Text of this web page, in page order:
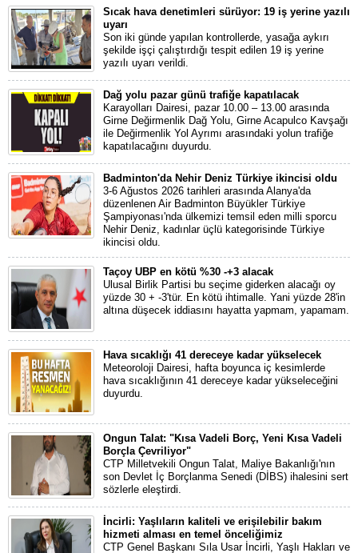
Sıcak hava denetimleri sürüyor: 19 iş yerine yazılı
uyarı
Son iki günde yapılan kontrollerde, yasağa aykırı
şekilde işçi çalıştırdığı tespit edilen 19 iş yerine
yazılı uyarı verildi.
Dağ yolu pazar günü trafiğe kapatılacak
Karayolları Dairesi, pazar 10.00 – 13.00 arasında
Girne Değirmenlik Dağ Yolu, Girne Acapulco Kavşağı
ile Değirmenlik Yol Ayrımı arasındaki yolun trafiğe
kapatılacağını duyurdu.
Badminton'da Nehir Deniz Türkiye ikincisi oldu
3-6 Ağustos 2026 tarihleri arasında Alanya'da
düzenlenen Air Badminton Büyükler Türkiye
Şampiyonası'nda ülkemizi temsil eden milli sporcu
Nehir Deniz, kadınlar üçlü kategorisinde Türkiye
ikincisi oldu.
Taçoy UBP en kötü %30 -+3 alacak
Ulusal Birlik Partisi bu seçime giderken alacağı oy
yüzde 30 + -3'tür. En kötü ihtimalle. Yani yüzde 28'in
altına düşecek iddiasını hayatta yapmam, yapamam.
Hava sıcaklığı 41 dereceye kadar yükselecek
Meteoroloji Dairesi, hafta boyunca iç kesimlerde
hava sıcaklığının 41 dereceye kadar yükseleceğini
duyurdu.
Ongun Talat: "Kısa Vadeli Borç, Yeni Kısa Vadeli
Borçla Çevriliyor"
CTP Milletvekili Ongun Talat, Maliye Bakanlığı'nın
son Devlet İç Borçlanma Senedi (DİBS) ihalesini sert
sözlerle eleştirdi.
İncirli: Yaşlıların kaliteli ve erişilebilir bakım
hizmeti alması en temel önceliğimiz
CTP Genel Başkanı Sıla Usar İncirli, Yaşlı Hakları ve